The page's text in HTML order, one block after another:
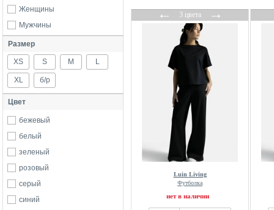
Женщины
Мужчины
Размер
XS S M L
XL б/р
Цвет
бежевый
белый
зеленый
розовый
серый
синий
←3 цвета→
Luin Living
Футболка
нет в наличии